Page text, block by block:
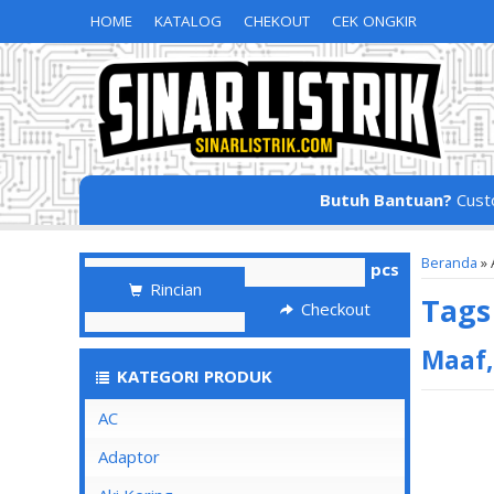
HOME KATALOG CHEKOUT CEK ONGKIR
Butuh Bantuan?
Beranda »
Tags
pcs
Rincian
Checkout
KATEGORI PRODUK
AC
Adaptor